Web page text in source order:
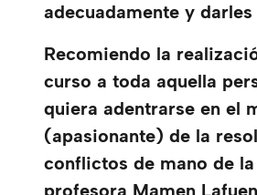
adecuadamente y
Recomiendo la
curso a toda aquella
quiera adentrarse en el
(apasionante) de la
conflictos de mano de